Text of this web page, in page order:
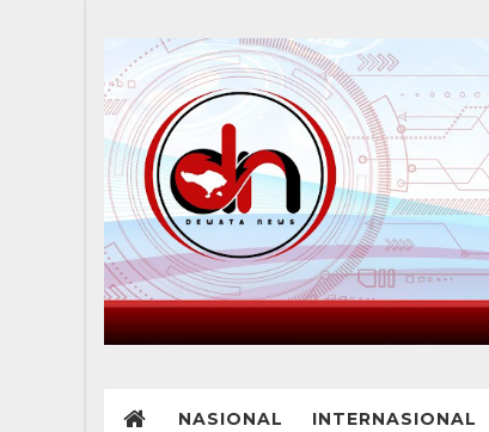
NASIONAL INTERNASIONAL